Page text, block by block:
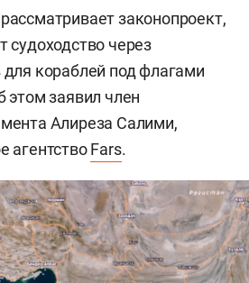
законопроект,
судоходство через
кораблей под флагами
заявил член
Алиреза Салими,
агентствоFars.